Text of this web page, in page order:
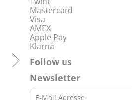
Mastercard
Visa
AMEX
Apple Pay
Klarna
Follow us
Newsletter